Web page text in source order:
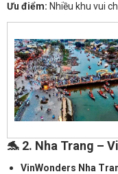
Ưu điểm: Nhiều khu vui
🐬 2. Nha Trang –
VinWonders Nha